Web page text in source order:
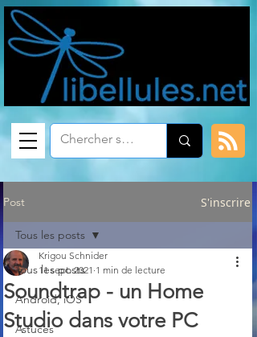
Post S'inscrire
Tous les posts
Android, iOS
Astuces
Tous les posts
Soundtrap - un Home
Studio dans votre PC
Krigou Schnider
11 sept. 2021 1 min de lecture